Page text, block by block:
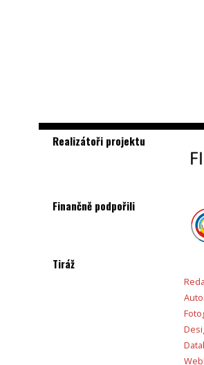
Realizátoři projektu
Finančně podpořili
Tiráž